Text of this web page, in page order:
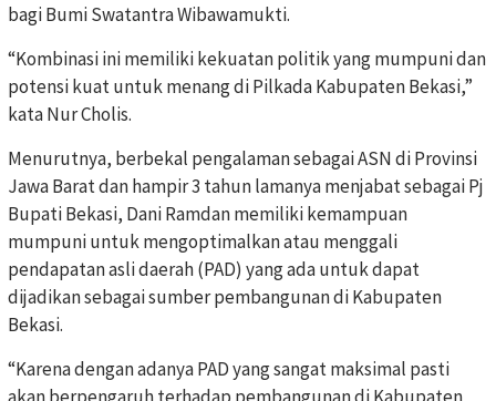
bagi Bumi Swatantra Wibawamukti.
“Kombinasi ini memiliki kekuatan politik yang mumpuni dan
potensi kuat untuk menang di Pilkada Kabupaten Bekasi,”
kata Nur Cholis.
Menurutnya, berbekal pengalaman sebagai ASN di Provinsi
Jawa Barat dan hampir 3 tahun lamanya menjabat sebagai Pj
Bupati Bekasi, Dani Ramdan memiliki kemampuan
mumpuni untuk mengoptimalkan atau menggali
pendapatan asli daerah (PAD) yang ada untuk dapat
dijadikan sebagai sumber pembangunan di Kabupaten
Bekasi.
“Karena dengan adanya PAD yang sangat maksimal pasti